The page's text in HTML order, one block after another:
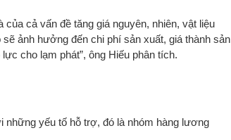
của cả vấn đề tăng giá nguyên, nhiên, vật liệu
ảnh hưởng đến chi phí sản xuất, giá thành sản
cho lạm phát”, ông Hiếu phân tích.
những yếu tố hỗ trợ, đó là nhóm hàng lương